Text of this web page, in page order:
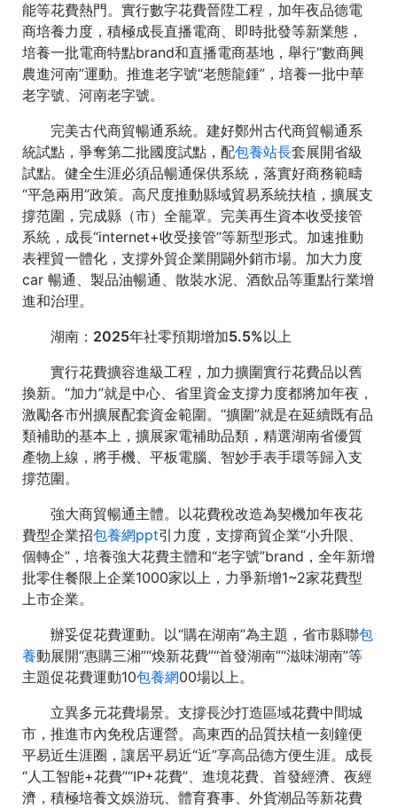
能等花費熱門。實行數字花費晉陞工程，加年夜品德電
商培養力度，積極成長直播電商、即時批發等新業態，
培養一批電商特點brand和直播電商基地，舉行“數商興
農進河南”運動。推進老字號“老態龍鍾”，培養一批中華
老字號、河南老字號。
完美古代商貿暢通系統。建好鄭州古代商貿暢通系
統試點，爭奪第二批國度試點，配包養站長套展開省級
試點。健全生涯必須品暢通保供系統，落實好商務範疇
“平急兩用”政策。高尺度推動縣域貿易系統扶植，擴展支
撐范圍，完成縣（市）全籠罩。完美再生資本收受接管
系統，成長“internet+收受接管”等新型形式。加速推動
表裡貿一體化，支撐外貿企業開闢外銷市場。加大力度
car 暢通、製品油暢通、散裝水泥、酒飲品等重點行業增
進和治理。
湖南：2025年社零預期增加5.5%以上
實行花費擴容進級工程，加力擴圍實行花費品以舊
換新。“加力”就是中心、省里資金支撐力度都將加年夜，
激勵各市州擴展配套資金範圍。“擴圍”就是在延續既有品
類補助的基本上，擴展家電補助品類，精選湖南省優質
產物上線，將手機、平板電腦、智妙手表手環等歸入支
撐范圍。
強大商貿暢通主體。以花費稅改造為契機加年夜花
費型企業招包養網ppt引力度，支撐商貿企業“小升限、
個轉企”，培養強大花費主體和“老字號”brand，全年新增
批零住餐限上企業1000家以上，力爭新增1~2家花費型
上市企業。
辦妥促花費運動。以“購在湖南”為主題，省市縣聯包
養動展開“惠購三湘”“煥新花費”“首發湖南”“滋味湖南”等
主題促花費運動10包養網00場以上。
立異多元花費場景。支撐長沙打造區域花費中間城
市，推進市內免稅店運營。高東西的品質扶植一刻鐘便
平易近生涯圈，讓居平易近“近”享高品德方便生涯。成長
“人工智能+花費”“IP+花費”、進境花費、首發經濟、夜經
濟，積極培養文娛游玩、體育賽事、外貨潮品等新花費